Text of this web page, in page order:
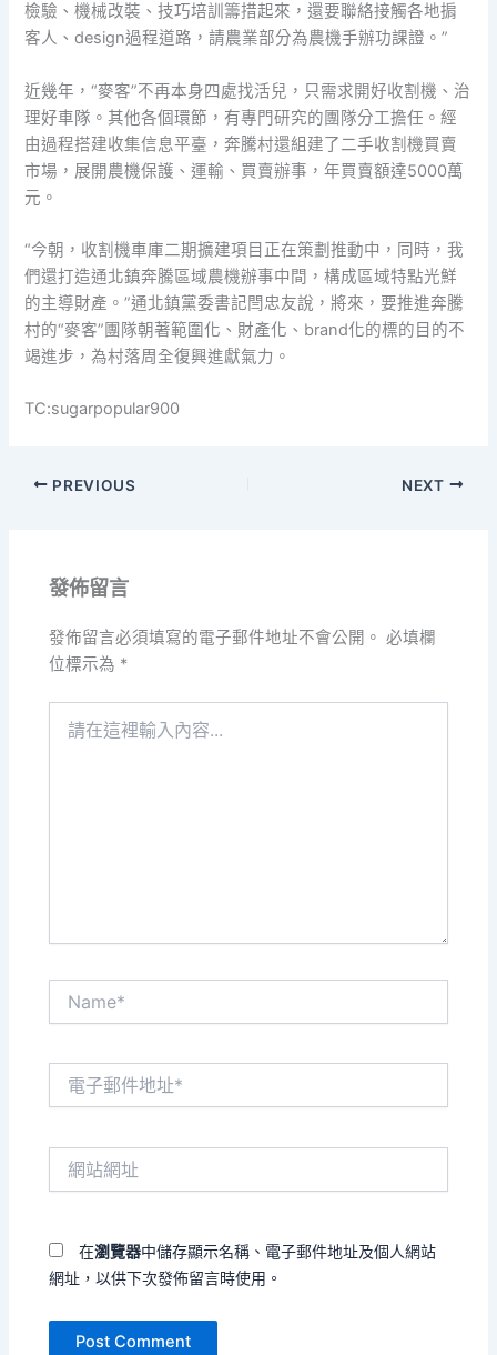
檢驗、機械改裝、技巧培訓籌措起來，還要聯絡接觸各地掮
客人、design過程道路，請農業部分為農機手辦功課證。”
近幾年，“麥客”不再本身四處找活兒，只需求開好收割機、治
理好車隊。其他各個環節，有專門研究的團隊分工擔任。經
由過程搭建收集信息平臺，奔騰村還組建了二手收割機買賣
市場，展開農機保護、運輸、買賣辦事，年買賣額達5000萬
元。
“今朝，收割機車庫二期擴建項目正在策劃推動中，同時，我
們還打造通北鎮奔騰區域農機辦事中間，構成區域特點光鮮
的主導財產。”通北鎮黨委書記閆忠友說，將來，要推進奔騰
村的“麥客”團隊朝著範圍化、財產化、brand化的標的目的不
竭進步，為村落周全復興進獻氣力。
TC:sugarpopular900
PREVIOUS NEXT
發佈留言
發佈留言必須填寫的電子郵件地址不會公開。 必填欄
位標示為 *
在瀏覽器中儲存顯示名稱、電子郵件地址及個人網站
網址，以供下次發佈留言時使用。